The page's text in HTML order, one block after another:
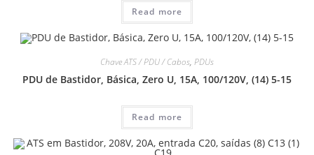
Read more
Chave ATS / PDU / Cabos, PDUs
PDU de Bastidor, Básica, Zero U, 15A, 100/120V, (14) 5-15
Read more